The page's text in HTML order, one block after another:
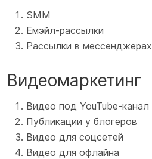
SMM
Eмэйл-рассылки
Рассылки в мессенджерах
Видеомаркетинг
Видео под YouTube-канал
Публикации у блогеров
Видео для соцсетей
Видео для офлайна